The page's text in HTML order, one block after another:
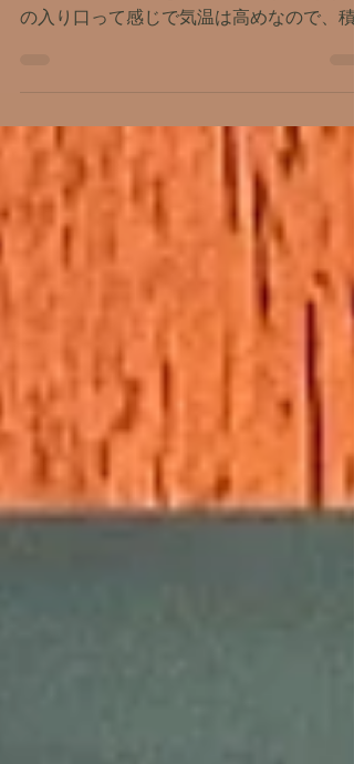
こんにちは！ 春っぽくなってきたと思った
『グラウンディング』って得意ですか？ ス
ピリチュアルでは大抵とても大切だとか言
れるグラウンディング。...